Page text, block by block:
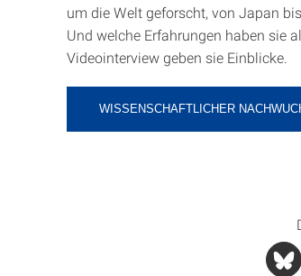
um die Welt geforscht, von Japan
Und welche Erfahrungen haben sie
Videointerview geben sie Einblicke.
WISSENSCHAFTLICHER